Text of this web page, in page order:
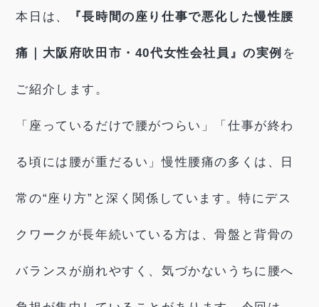
本日は、 『長時間の座り仕事で悪化した慢性腰
痛｜大阪府吹田市・40代女性会社員』の実例 を
ご紹介します。
「座っているだけで腰がつらい」「仕事が終わ
る頃には腰が重だるい」慢性腰痛の多くは、日
常の“座り方”と深く関係しています。特にデス
クワークが長年続いている方は、骨盤と背骨の
バランスが崩れやすく、気づかないうちに腰へ